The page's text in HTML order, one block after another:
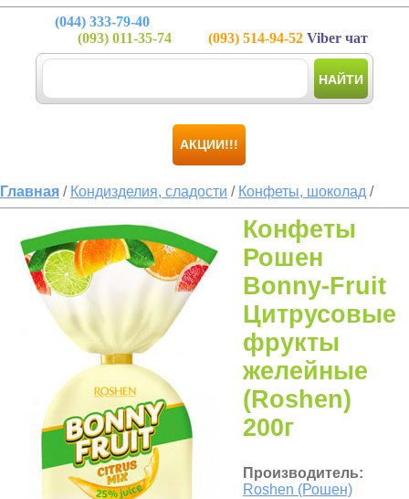
(044) 333-79-40
(093) 011-35-74 (093) 514-94-52 Viber чат
НАЙТИ
АКЦИИ!!!
Главная / Кондизделия, сладости / Конфеты, шоколад /
Конфеты
Рошен
Bonny-Fruit
Цитрусовые
фрукты
желейные
(Roshen)
200г
Производитель:
Roshen (Рошен)